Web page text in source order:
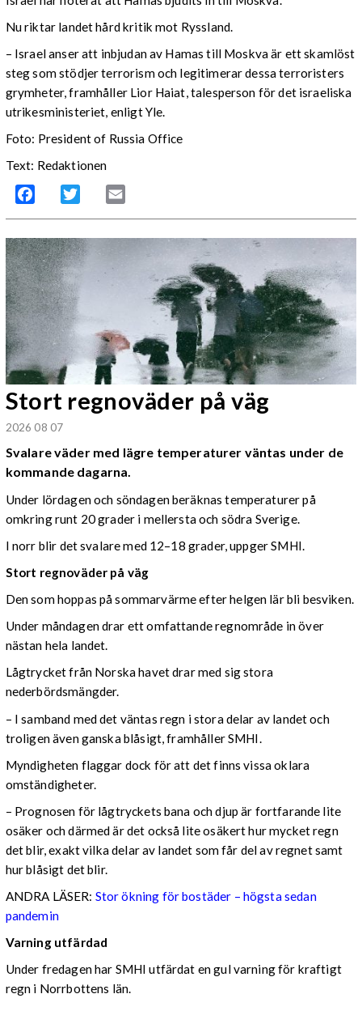
Nu riktar landet hård kritik mot Ryssland.
– Israel anser att inbjudan av Hamas till Moskva är ett skamlöst
steg som stödjer terrorism och legitimerar dessa terroristers
grymheter, framhåller Lior Haiat, talesperson för det israeliska
utrikesministeriet, enligt Yle.
Foto: President of Russia Office
Text: Redaktionen
Facebook Twitter
Stort regnoväder på väg
2026 08 07
Svalare väder med lägre temperaturer väntas under de
kommande dagarna.
Under lördagen och söndagen beräknas temperaturer på
omkring runt 20 grader i mellersta och södra Sverige.
I norr blir det svalare med 12–18 grader, uppger SMHI.
Stort regnoväder på väg
Den som hoppas på sommarvärme efter helgen lär bli besviken.
Under måndagen drar ett omfattande regnområde in över
nästan hela landet.
Lågtrycket från Norska havet drar med sig stora
nederbördsmängder.
– I samband med det väntas regn i stora delar av landet och
troligen även ganska blåsigt, framhåller SMHI.
Myndigheten flaggar dock för att det finns vissa oklara
omständigheter.
– Prognosen för lågtryckets bana och djup är fortfarande lite
osäker och därmed är det också lite osäkert hur mycket regn
det blir, exakt vilka delar av landet som får del av regnet samt
hur blåsigt det blir.
ANDRA LÄSER: Stor ökning för bostäder – högsta sedan
pandemin
Varning utfärdad
Under fredagen har SMHI utfärdat en gul varning för kraftigt
regn i Norrbottens län.